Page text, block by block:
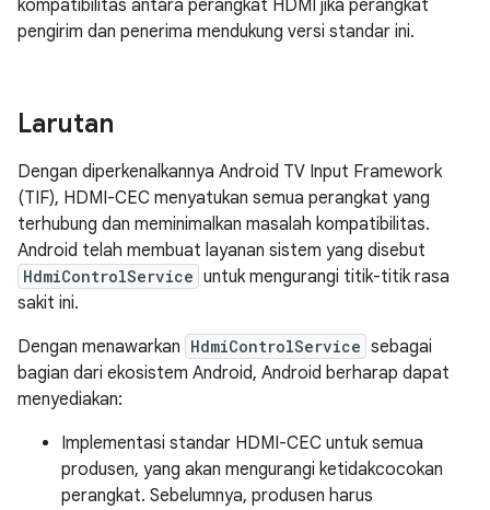
kompatibilitas antara perangkat HDMI jika perangkat
pengirim dan penerima mendukung versi standar ini.
Larutan
Dengan diperkenalkannya Android TV Input Framework
(TIF), HDMI-CEC menyatukan semua perangkat yang
terhubung dan meminimalkan masalah kompatibilitas.
Android telah membuat layanan sistem yang disebut
HdmiControlService untuk mengurangi titik-titik rasa
sakit ini.
Dengan menawarkan HdmiControlService sebagai
bagian dari ekosistem Android, Android berharap dapat
menyediakan:
Implementasi standar HDMI-CEC untuk semua
produsen, yang akan mengurangi ketidakcocokan
perangkat. Sebelumnya, produsen harus